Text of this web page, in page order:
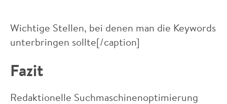
Wichtige Stellen, bei denen man die Keywords
unterbringen sollte[/caption]
Fazit
Redaktionelle Suchmaschinenoptimierung